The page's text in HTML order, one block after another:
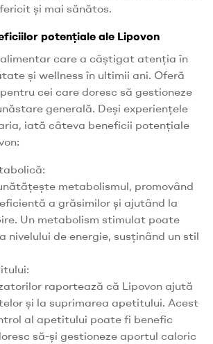
și mai sănătos.
potențiale ale Lipovon
care a câștigat atenția în
și wellness în ultimii ani. Oferă
cei care doresc să gestioneze
generală. Deși experiențele
iată câteva beneficii potențiale
metabolismul, promovând
a grăsimilor și ajutând la
Un metabolism stimulat poate
nivelului de energie, susținând un stil
raportează că Lipovon ajută
și la suprimarea apetitului. Acest
al apetitului poate fi benefic
să-și gestioneze aportul caloric